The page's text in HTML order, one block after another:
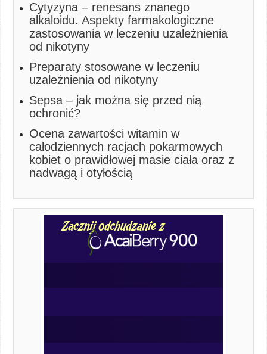
Cytyzyna – renesans znanego
alkaloidu. Aspekty farmakologiczne
zastosowania w leczeniu uzależnienia
od nikotyny
Preparaty stosowane w leczeniu
uzależnienia od nikotyny
Sepsa – jak można się przed nią
ochronić?
Ocena zawartości witamin w
całodziennych racjach pokarmowych
kobiet o prawidłowej masie ciała oraz z
nadwagą i otyłością